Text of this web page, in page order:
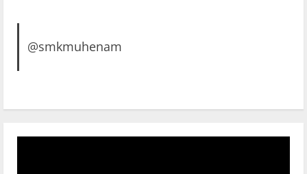
@smkmuhenam